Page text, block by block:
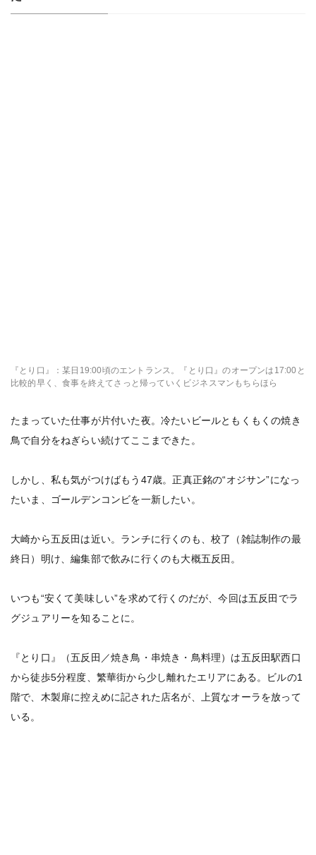
『とり口』：某日19:00頃のエントランス。『とり口』のオープンは17:00と
比較的早く、食事を終えてさっと帰っていくビジネスマンもちらほら
たまっていた仕事が片付いた夜。冷たいビールともくもくの焼き
鳥で自分をねぎらい続けてここまできた。
しかし、私も気がつけばもう47歳。正真正銘の“オジサン”になっ
たいま、ゴールデンコンビを一新したい。
大崎から五反田は近い。ランチに行くのも、校了（雑誌制作の最
終日）明け、編集部で飲みに行くのも大概五反田。
いつも“安くて美味しい”を求めて行くのだが、今回は五反田でラ
グジュアリーを知ることに。
『とり口』（五反田／焼き鳥・串焼き・鳥料理）は五反田駅西口
から徒歩5分程度、繁華街から少し離れたエリアにある。ビルの1
階で、木製扉に控えめに記された店名が、上質なオーラを放って
いる。